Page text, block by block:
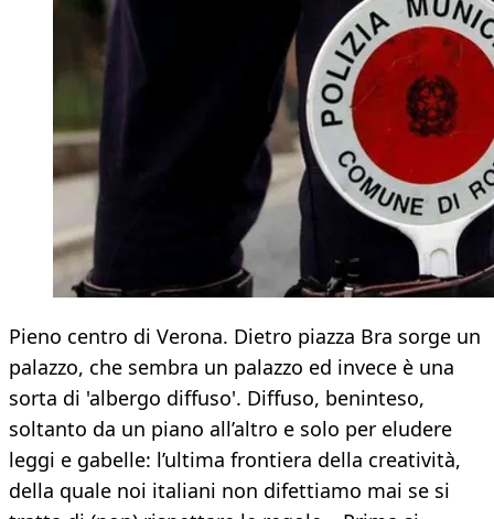
Pieno centro di Verona. Dietro piazza Bra sorge un
palazzo, che sembra un palazzo ed invece è una
sorta di 'albergo diffuso'. Diffuso, beninteso,
soltanto da un piano all’altro e solo per eludere
leggi e gabelle: l’ultima frontiera della creatività,
della quale noi italiani non difettiamo mai se si